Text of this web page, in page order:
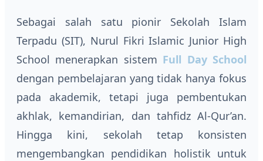
Sebagai salah satu pionir Sekolah Islam
Terpadu (SIT), Nurul Fikri Islamic Junior High
School menerapkan sistem Full Day School
dengan pembelajaran yang tidak hanya fokus
pada akademik, tetapi juga pembentukan
akhlak, kemandirian, dan tahfidz Al-Qur’an.
Hingga kini, sekolah tetap konsisten
mengembangkan pendidikan holistik untuk